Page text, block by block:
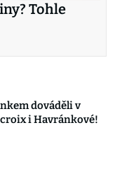
Tohle
dováděli v
i Havránkové!